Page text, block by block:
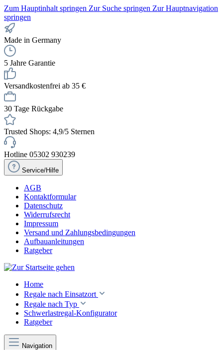
Zum Hauptinhalt springen Zur Suche springen Zur Hauptnavigation
springen
Made in Germany
5 Jahre Garantie
Versandkostenfrei ab 35 €
30 Tage Rückgabe
Trusted Shops: 4,9/5 Sternen
Hotline 05302 930239
Service/Hilfe
AGB
Kontaktformular
Datenschutz
Widerrufsrecht
Impressum
Versand und Zahlungsbedingungen
Aufbauanleitungen
Ratgeber
Home
Regale nach Einsatzort
Regale nach Typ
Schwerlastregal-Konfigurator
Ratgeber
Navigation